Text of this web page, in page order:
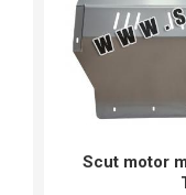
Scut motor